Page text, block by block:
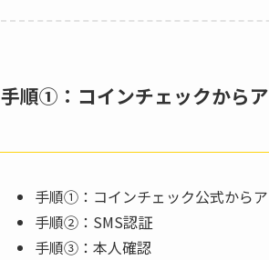
手順①：コインチェックから
手順①：コインチェック公式から
手順②：SMS認証
手順③：本人確認